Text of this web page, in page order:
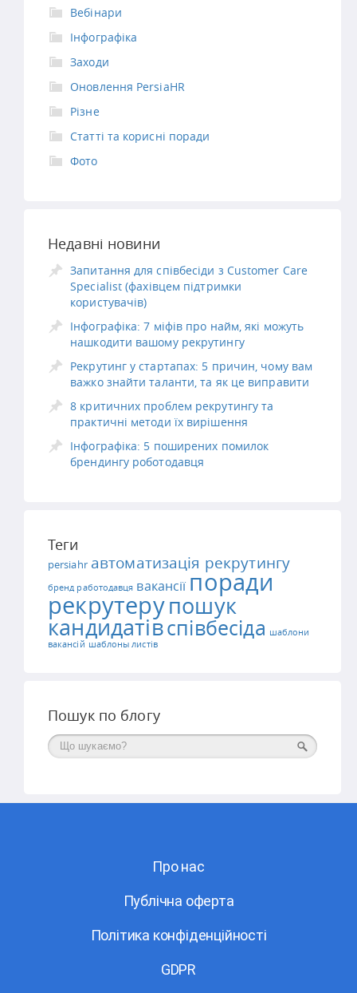
Вебінари
Інфографіка
Заходи
Оновлення PersiaHR
Різне
Статті та корисні поради
Фото
Недавні новини
Запитання для співбесіди з Customer Care
Specialist (фахівцем підтримки
користувачів)
Інфографіка: 7 міфів про найм, які можуть
нашкодити вашому рекрутингу
Рекрутинг у стартапах: 5 причин, чому вам
важко знайти таланти, та як це виправити
8 критичних проблем рекрутингу та
практичні методи їх вирішення
Інфографіка: 5 поширених помилок
брендингу роботодавця
Теги
persiahr автоматизація рекрутингу
бренд работодавця вакансії поради
рекрутерупошук
кандидатівспівбесіда шаблони
вакансій шаблоны листів
Пошук по блогу
Поиск
Про нас
Публічна оферта
Політика конфіденційності
GDPR